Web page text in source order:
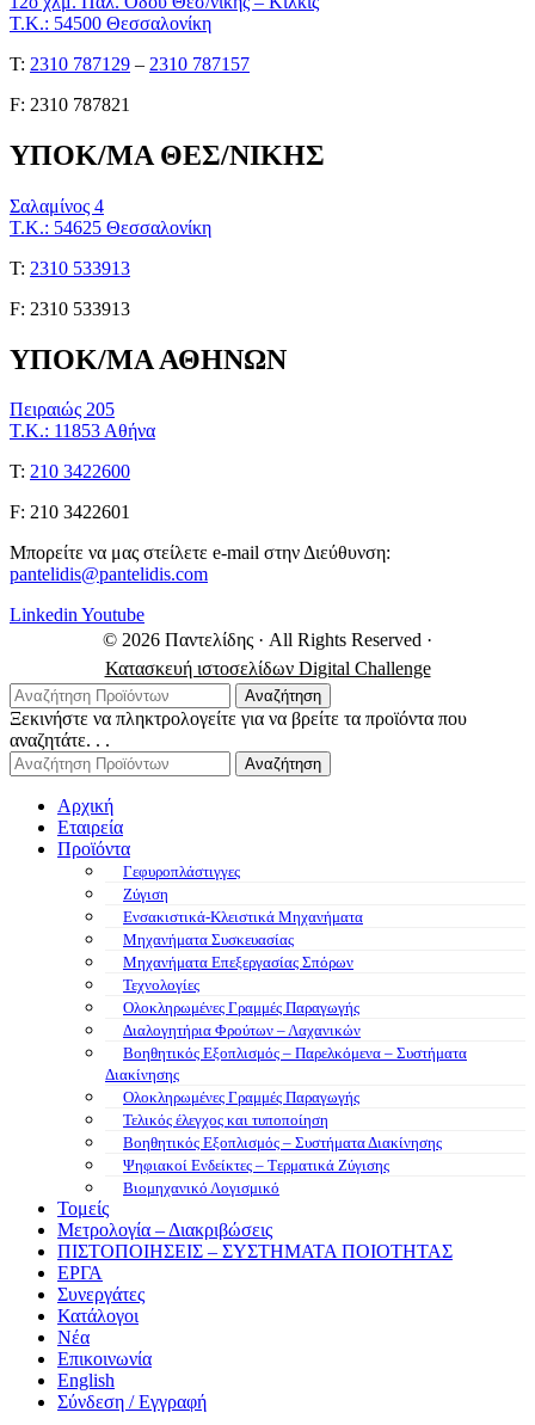
Τ.Κ.: 54500 Θεσσαλονίκη
Τ: 2310 787129 – 2310 787157
F: 2310 787821
ΥΠΟΚ/ΜΑ ΘΕΣ/ΝΙΚΗΣ
Σαλαμίνος 4
Τ.Κ.: 54625 Θεσσαλονίκη
Τ: 2310 533913
F: 2310 533913
ΥΠΟΚ/ΜΑ ΑΘΗΝΩΝ
Πειραιώς 205
Τ.Κ.: 11853 Αθήνα
Τ: 210 3422600
F: 210 3422601
Μπορείτε να μας στείλετε e-mail στην Διεύθυνση:
pantelidis@pantelidis.com
LinkedinYoutube
© 2026 Παντελίδης · All Rights Reserved ·
Κατασκευή ιστοσελίδων Digital Challenge
Αναζήτηση
Ξεκινήστε να πληκτρολογείτε για να βρείτε τα προϊόντα που
αναζητάτε. . .
Αναζήτηση
Αρχική
Εταιρεία
Προϊόντα
Γεφυροπλάστιγγες
Ζύγιση
Ενσακιστικά-Κλειστικά Μηχανήματα
Μηχανήματα Συσκευασίας
Μηχανήματα Επεξεργασίας Σπόρων
Τεχνολογίες
Ολοκληρωμένες Γραμμές Παραγωγής
Διαλογητήρια Φρούτων – Λαχανικών
Βοηθητικός Εξοπλισμός – Παρελκόμενα – Συστήματα
Διακίνησης
Ολοκληρωμένες Γραμμές Παραγωγής
Τελικός έλεγχος και τυποποίηση
Βοηθητικός Εξοπλισμός – Συστήματα Διακίνησης
Ψηφιακοί Ενδείκτες – Tερματικά Ζύγισης
Βιομηχανικό Λογισμικό
Τομείς
Μετρολογία – Διακριβώσεις
ΠΙΣΤΟΠΟΙΗΣΕΙΣ – ΣΥΣΤΗΜΑΤΑ ΠΟΙΟΤΗΤΑΣ
ΕΡΓΑ
Συνεργάτες
Κατάλογοι
Νέα
Επικοινωνία
English
Σύνδεση / Εγγραφή